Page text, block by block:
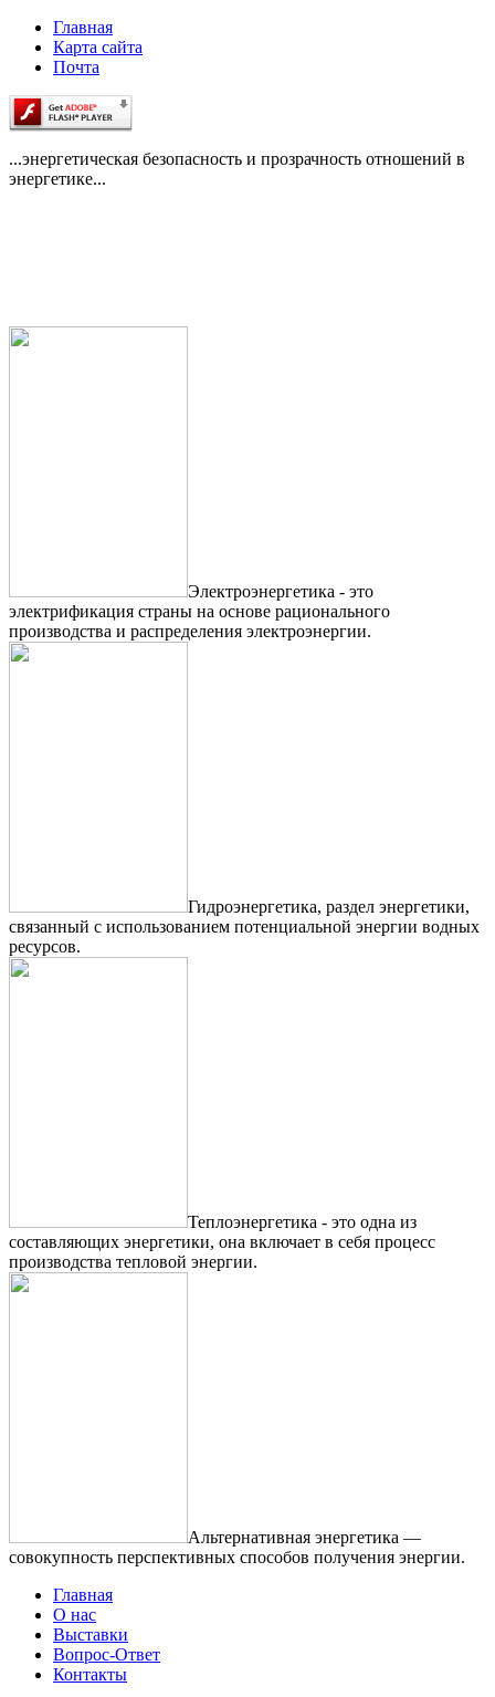
Главная
Карта сайта
Почта
...энергетическая безопасность и прозрачность отношений в
энергетике...
Электроэнергетика - это
электрификация страны на основе рационального
производства и распределения электроэнергии.
Гидроэнергетика, раздел энергетики,
связанный с использованием потенциальной энергии водных
ресурсов.
Теплоэнергетика - это одна из
составляющих энергетики, она включает в себя процесс
производства тепловой энергии.
Альтернативная энергетика —
совокупность перспективных способов получения энергии.
Главная
О нас
Выставки
Вопрос-Ответ
Контакты